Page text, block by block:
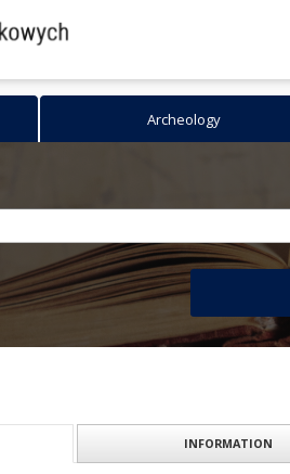
Archeology
INFORMATION